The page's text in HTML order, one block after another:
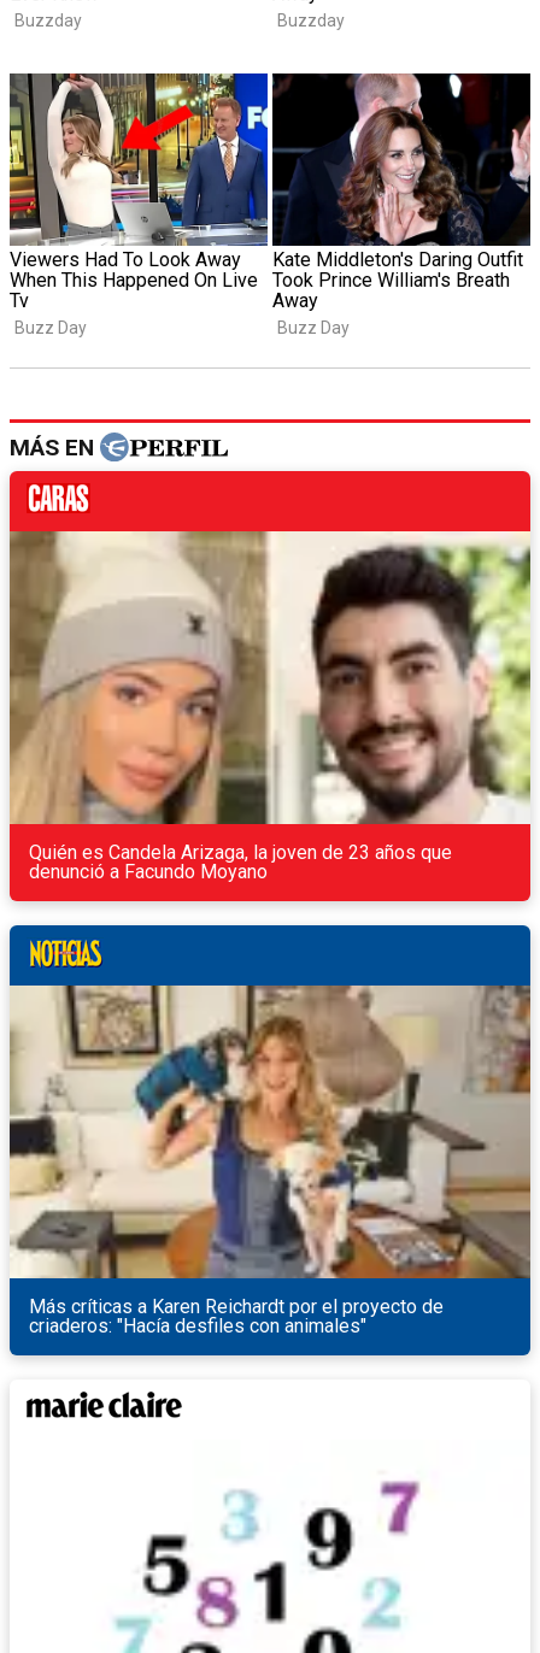
MÁS EN
Quién es Candela Arizaga, la joven de 23 años que
denunció a Facundo Moyano
Más críticas a Karen Reichardt por el proyecto de
criaderos: "Hacía desfiles con animales"